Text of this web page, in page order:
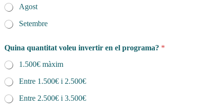
Agost
Setembre
Quina quantitat voleu invertir en el programa? *
1.500€ màxim
Entre 1.500€ i 2.500€
Entre 2.500€ i 3.500€